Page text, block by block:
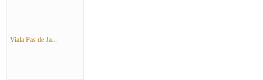
Viala Pas de Ja...